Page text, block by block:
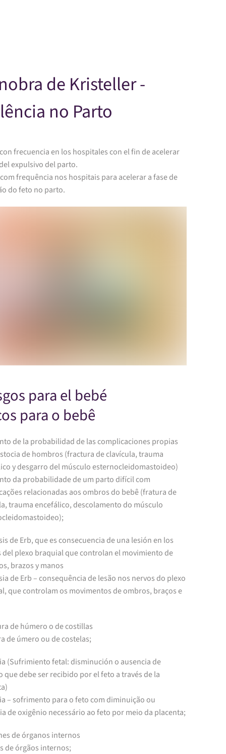
de Kristeller -
no Parto
frecuencia en los hospitales con el fin de acelerar
expulsivo del parto.
frequência nos hospitais para acelerar a fase de
do feto no parto.
para el bebé
para o bebê
de la probabilidad de las complicaciones propias
de hombros (fractura de clavícula, trauma
y desgarro del músculo esternocleidomastoideo)
da probabilidade de um parto difícil com
relacionadas aos ombros do bebê (fratura de
trauma encefálico, descolamento do músculo
de Erb, que es consecuencia de una lesión en los
del plexo braquial que controlan el movimiento de
brazos y manos
de Erb – consequência de lesão nos nervos do plexo
que controlam os movimentos de ombros, braços e
de húmero o de costillas
de úmero ou de costelas;
(Sufrimiento fetal: disminución o ausencia de
que debe ser recibido por el feto a través de la
– sofrimento para o feto com diminuição ou
de oxigênio necessário ao feto por meio da placenta;
de órganos internos
de órgãos internos;